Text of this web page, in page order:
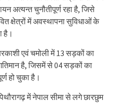
अत्यन्त चुनौतीपूर्ण रहा है, जिसे
क्षेत्रों में अवस्थापना सुविधाओं के
है।
एवं चमोली में 13 सड़कों का
है, जिसमें से 04 सड़कों का
हो चुका है।
में नेपाल सीमा से लगे छारछुम